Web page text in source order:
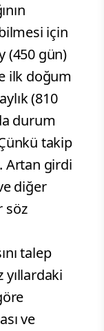
için
(450 gün)
ilk doğum
(810
durum
takip
Artan girdi
diğer
söz
talep
ve